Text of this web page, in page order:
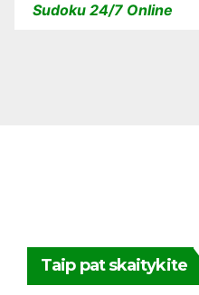
Sudoku 24/7 Online
Taip pat skaitykite